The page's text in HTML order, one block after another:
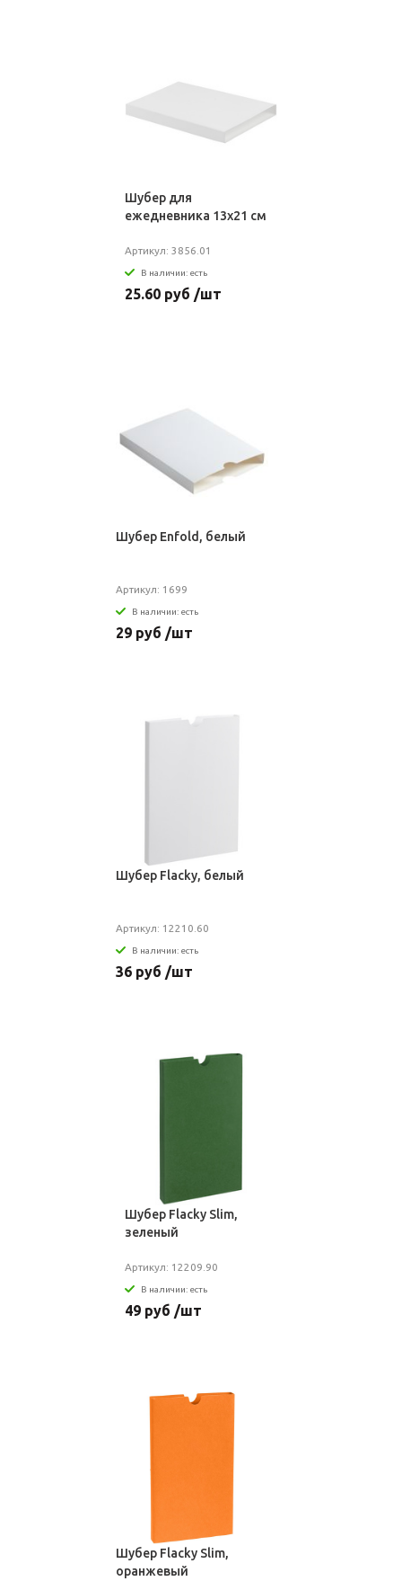
Шубер для
ежедневника 13х21 см
Артикул: 3856.01
В наличии: есть
25.60 руб /шт
Шубер Enfold, белый
Артикул: 1699
В наличии: есть
29 руб /шт
Шубер Flacky, белый
Артикул: 12210.60
В наличии: есть
36 руб /шт
Шубер Flacky Slim,
зеленый
Артикул: 12209.90
В наличии: есть
49 руб /шт
Шубер Flacky Slim,
оранжевый